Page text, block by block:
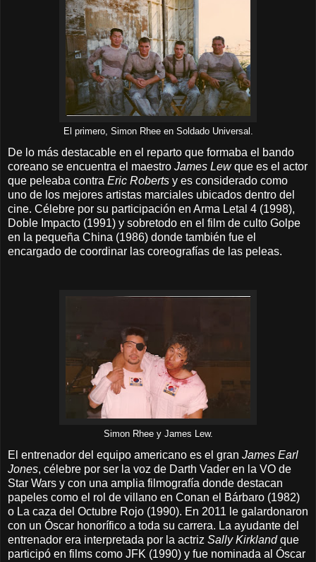
El primero, Simon Rhee en Soldado Universal.
De lo más destacable en el reparto que formaba el bando
coreano se encuentra el maestro James Lewque es el actor
que peleaba contra Eric Roberts y es considerado como
uno de los mejores artistas marciales ubicados dentro del
cine. Célebre por su participación en Arma Letal 4 (1998),
Doble Impacto (1991) y sobretodo en el film de culto Golpe
en la pequeña China (1986) donde también fue el
encargado de coordinar las coreografías de las peleas.
Simon Rhee y James Lew.
El entrenador del equipo americano es el gran James Earl
Jones, célebre por ser la voz de Darth Vader en la VO de
Star Wars y con una amplia filmografía donde destacan
papeles como el rol de villano en Conan el Bárbaro (1982)
o La caza del Octubre Rojo (1990). En 2011 le galardonaron
con un Óscar honorífico a toda su carrera. La ayudante del
entrenador era interpretada por la actriz Sally Kirklandque
participó en films como JFK (1990) y fue nominada al Óscar